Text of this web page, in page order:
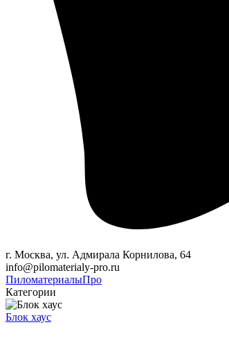
г. Москва, ул. Адмирала Корнилова, 64
info@pilomaterialy-pro.ru
ПиломатериалыПро
Категории
Блок хаус